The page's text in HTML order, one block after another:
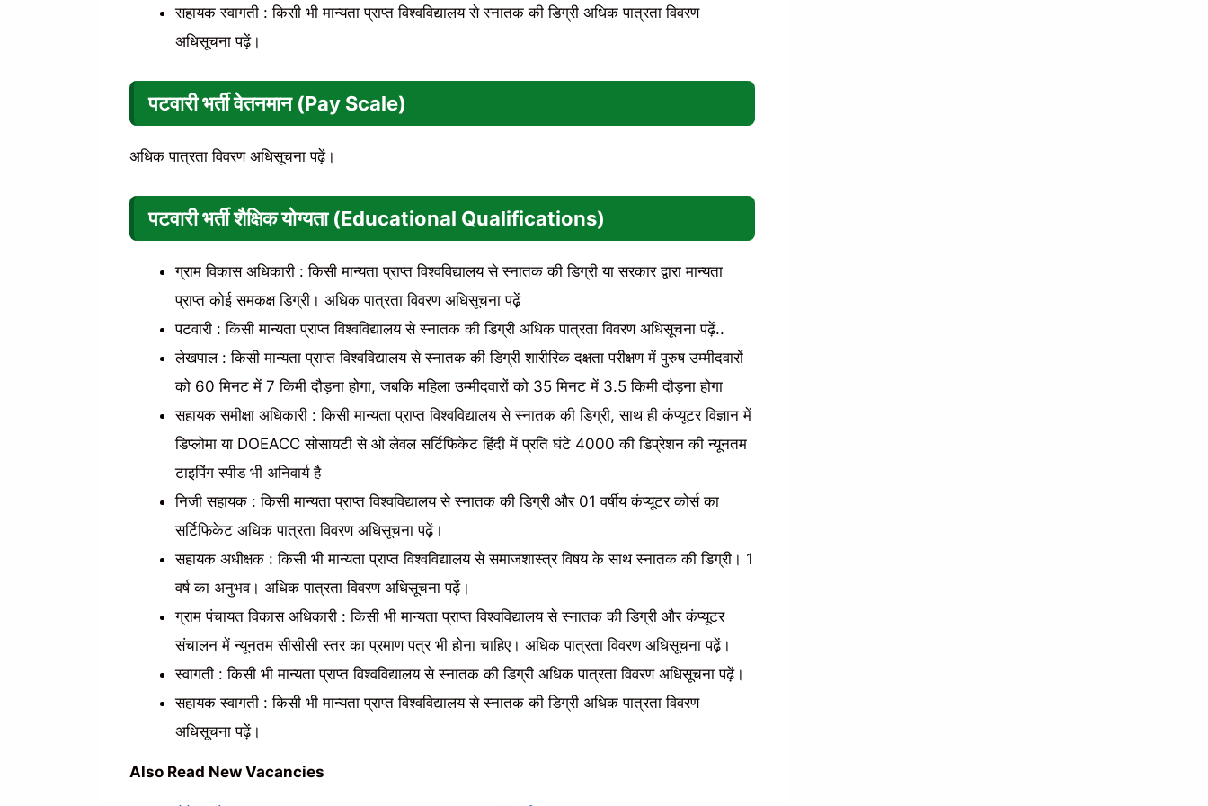
सहायक स्वागती : किसी भी मान्यता प्राप्त विश्वविद्यालय से स्नातक की डिग्री अधिक पात्रता विवरण
अधिसूचना पढ़ें।
पटवारी भर्तीवेतनमान (Pay Scale)
अधिक पात्रता विवरण अधिसूचना पढ़ें।
पटवारी भर्तीशैक्षिक योग्यता (Educational Qualifications)
ग्राम विकास अधिकारी : किसी मान्यता प्राप्त विश्वविद्यालय से स्नातक की डिग्री या सरकार द्वारा मान्यता
प्राप्त कोई समकक्ष डिग्री। अधिक पात्रता विवरण अधिसूचना पढ़ें
पटवारी : किसी मान्यता प्राप्त विश्वविद्यालय से स्नातक की डिग्री अधिक पात्रता विवरण अधिसूचना पढ़ें..
लेखपाल : किसी मान्यता प्राप्त विश्वविद्यालय से स्नातक की डिग्री शारीरिक दक्षता परीक्षण में पुरुष उम्मीदवारों
को 60 मिनट में 7 किमी दौड़ना होगा, जबकि महिला उम्मीदवारों को 35 मिनट में 3.5 किमी दौड़ना होगा
सहायक समीक्षा अधिकारी : किसी मान्यता प्राप्त विश्वविद्यालय से स्नातक की डिग्री, साथ ही कंप्यूटर विज्ञान में
डिप्लोमा या DOEACC सोसायटी से ओ लेवल सर्टिफिकेट हिंदी में प्रति घंटे 4000 की डिप्रेशन की न्यूनतम
टाइपिंग स्पीड भी अनिवार्य है
निजी सहायक : किसी मान्यता प्राप्त विश्वविद्यालय से स्नातक की डिग्री और 01 वर्षीय कंप्यूटर कोर्स का
सर्टिफिकेट अधिक पात्रता विवरण अधिसूचना पढ़ें।
सहायक अधीक्षक : किसी भी मान्यता प्राप्त विश्वविद्यालय से समाजशास्त्र विषय के साथ स्नातक की डिग्री। 1
वर्ष का अनुभव। अधिक पात्रता विवरण अधिसूचना पढ़ें।
ग्राम पंचायत विकास अधिकारी : किसी भी मान्यता प्राप्त विश्वविद्यालय से स्नातक की डिग्री और कंप्यूटर
संचालन में न्यूनतम सीसीसी स्तर का प्रमाण पत्र भी होना चाहिए। अधिक पात्रता विवरण अधिसूचना पढ़ें।
स्वागती : किसी भी मान्यता प्राप्त विश्वविद्यालय से स्नातक की डिग्री अधिक पात्रता विवरण अधिसूचना पढ़ें।
सहायक स्वागती : किसी भी मान्यता प्राप्त विश्वविद्यालय से स्नातक की डिग्री अधिक पात्रता विवरण
अधिसूचना पढ़ें।
Also Read New Vacancies